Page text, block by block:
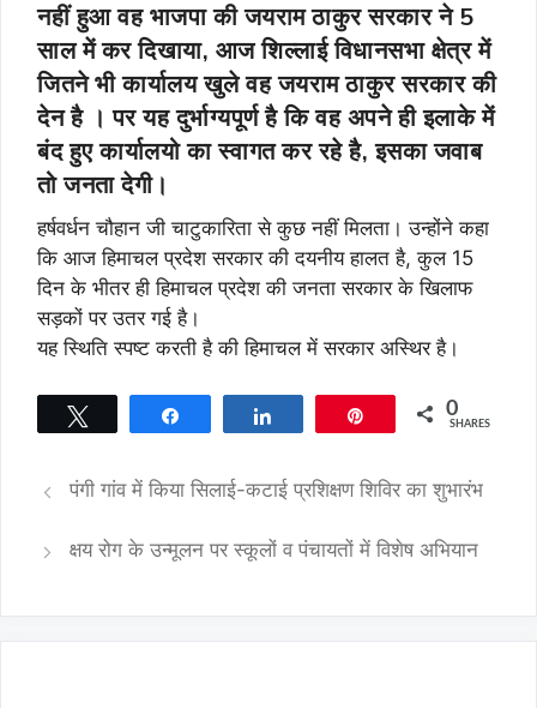
नहीं हुआ वह भाजपा की जयराम ठाकुर सरकार ने 5
साल में कर दिखाया, आज शिल्लाई विधानसभा क्षेत्र में
जितने भी कार्यालय खुले वह जयराम ठाकुर सरकार की
देन है । पर यह दुर्भाग्यपूर्ण है कि वह अपने ही इलाके में
बंद हुए कार्यालयो का स्वागत कर रहे है, इसका जवाब
तो जनता देगी।
हर्षवर्धन चौहान जी चाटुकारिता से कुछ नहीं मिलता। उन्होंने कहा
कि आज हिमाचल प्रदेश सरकार की दयनीय हालत है, कुल 15
दिन के भीतर ही हिमाचल प्रदेश की जनता सरकार के खिलाफ
सड़कों पर उतर गई है।
यह स्थिति स्पष्ट करती है की हिमाचल में सरकार अस्थिर है।
0
SHARES
पंगी गांव में किया सिलाई-कटाई प्रशिक्षण शिविर का शुभारंभ
क्षय रोग के उन्मूलन पर स्कूलों व पंचायतों में विशेष अभियान